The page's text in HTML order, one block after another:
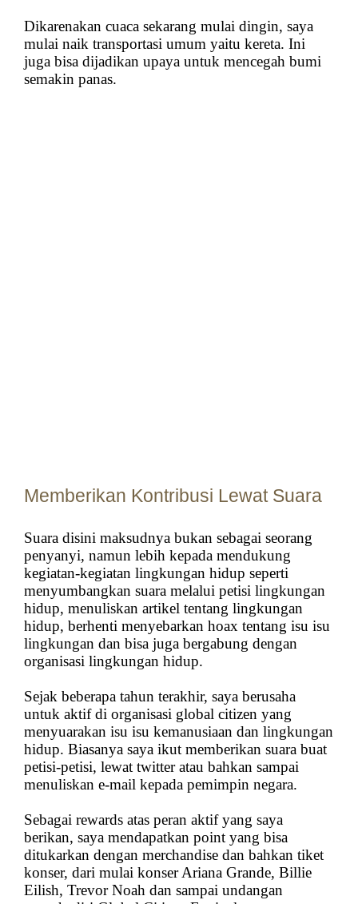
Dikarenakan cuaca sekarang mulai dingin, saya
mulai naik transportasi umum yaitu kereta. Ini
juga bisa dijadikan upaya untuk mencegah bumi
semakin panas.
Memberikan Kontribusi Lewat Suara
Suara disini maksudnya bukan sebagai seorang
penyanyi, namun lebih kepada mendukung
kegiatan-kegiatan lingkungan hidup seperti
menyumbangkan suara melalui petisi lingkungan
hidup, menuliskan artikel tentang lingkungan
hidup, berhenti menyebarkan hoax tentang isu isu
lingkungan dan bisa juga bergabung dengan
organisasi lingkungan hidup.
Sejak beberapa tahun terakhir, saya berusaha
untuk aktif di organisasi global citizen yang
menyuarakan isu isu kemanusiaan dan lingkungan
hidup. Biasanya saya ikut memberikan suara buat
petisi-petisi, lewat twitter atau bahkan sampai
menuliskan e-mail kepada pemimpin negara.
Sebagai rewards atas peran aktif yang saya
berikan, saya mendapatkan point yang bisa
ditukarkan dengan merchandise dan bahkan tiket
konser, dari mulai konser Ariana Grande, Billie
Eilish, Trevor Noah dan sampai undangan